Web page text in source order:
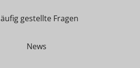
gestellte Fragen
News